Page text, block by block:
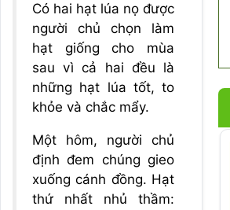
Có hai hạt lúa nọ được
người chủ chọn làm
hạt giống cho mùa
sau vì cả hai đều là
những hạt lúa tốt, to
khỏe và chắc mẩy.
Một hôm, người chủ
định đem chúng gieo
xuống cánh đồng. Hạt
thứ nhất nhủ thầm: